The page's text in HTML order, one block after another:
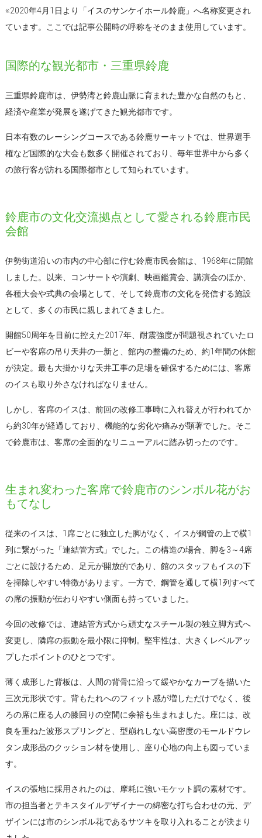
※2020年4月1日より「イスのサンケイホール鈴鹿」へ名称変更され
ています。ここでは記事公開時の呼称をそのまま使用しています。
国際的な観光都市・三重県鈴鹿
三重県鈴鹿市は、伊勢湾と鈴鹿山脈に育まれた豊かな自然のもと、
経済や産業が発展を遂げてきた観光都市です。
日本有数のレーシングコースである鈴鹿サーキットでは、世界選手
権など国際的な大会も数多く開催されており、毎年世界中から多く
の旅行客が訪れる国際都市として知られています。
鈴鹿市の文化交流拠点として愛される鈴鹿市民
会館
伊勢街道沿いの市内の中心部に佇む鈴鹿市民会館は、1968年に開館
しました。以来、コンサートや演劇、映画鑑賞会、講演会のほか、
各種大会や式典の会場として、そして鈴鹿市の文化を発信する施設
として、多くの市民に親しまれてきました。
開館50周年を目前に控えた2017年、耐震強度が問題視されていたロ
ビーや客席の吊り天井の一新と、館内の整備のため、約1年間の休館
が決定。最も大掛かりな天井工事の足場を確保するためには、客席
のイスも取り外さなければなりません。
しかし、客席のイスは、前回の改修工事時に入れ替えが行われてか
ら約30年が経過しており、機能的な劣化や痛みが顕著でした。そこ
で鈴鹿市は、客席の全面的なリニューアルに踏み切ったのです。
生まれ変わった客席で鈴鹿市のシンボル花がお
もてなし
従来のイスは、1席ごとに独立した脚がなく、イスが鋼管の上で横1
列に繋がった「連結管方式」でした。この構造の場合、脚を3～4席
ごとに設けるため、足元が開放的であり、館のスタッフもイスの下
を掃除しやすい特徴があります。一方で、鋼管を通して横1列すべて
の席の振動が伝わりやすい側面も持っていました。
今回の改修では、連結管方式から頑丈なスチール製の独立脚方式へ
変更し、隣席の振動を最小限に抑制。堅牢性は、大きくレベルアッ
プしたポイントのひとつです。
薄く成形した背板は、人間の背骨に沿って緩やかなカーブを描いた
三次元形状です。背もたれへのフィット感が増しただけでなく、後
ろの席に座る人の膝回りの空間に余裕も生まれました。座には、改
良を重ねた波形スプリングと、型崩れしない高密度のモールドウレ
タン成形品のクッション材を使用し、座り心地の向上も図っていま
す。
イスの張地に採用されたのは、摩耗に強いモケット調の素材です。
市の担当者とテキスタイルデザイナーの綿密な打ち合わせの元、デ
ザインには市のシンボル花であるサツキを取り入れることが決まり